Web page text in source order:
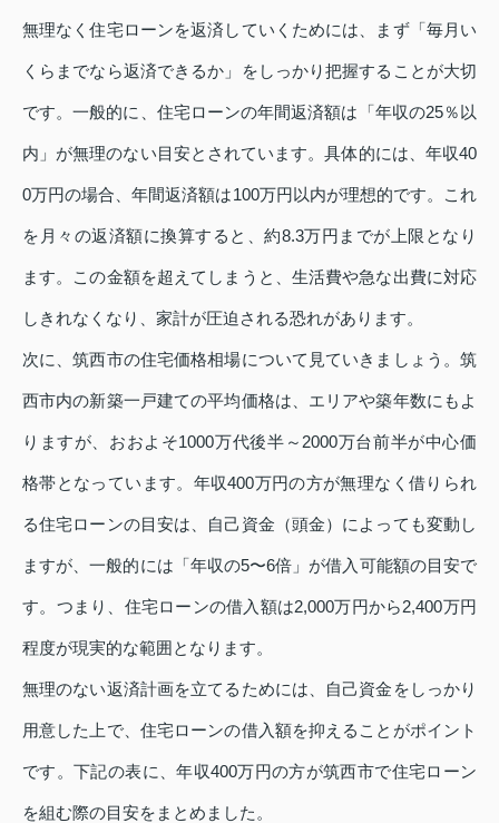
無理なく住宅ローンを返済していくためには、まず「毎月い
くらまでなら返済できるか」をしっかり把握することが大切
です。一般的に、住宅ローンの年間返済額は「年収の25％以
内」が無理のない目安とされています。具体的には、年収40
0万円の場合、年間返済額は100万円以内が理想的です。これ
を月々の返済額に換算すると、約8.3万円までが上限となり
ます。この金額を超えてしまうと、生活費や急な出費に対応
しきれなくなり、家計が圧迫される恐れがあります。
次に、筑西市の住宅価格相場について見ていきましょう。筑
西市内の新築一戸建ての平均価格は、エリアや築年数にもよ
りますが、おおよそ1000万代後半～2000万台前半が中心価
格帯となっています。年収400万円の方が無理なく借りられ
る住宅ローンの目安は、自己資金（頭金）によっても変動し
ますが、一般的には「年収の5〜6倍」が借入可能額の目安で
す。つまり、住宅ローンの借入額は2,000万円から2,400万円
程度が現実的な範囲となります。
無理のない返済計画を立てるためには、自己資金をしっかり
用意した上で、住宅ローンの借入額を抑えることがポイント
です。下記の表に、年収400万円の方が筑西市で住宅ローン
を組む際の目安をまとめました。